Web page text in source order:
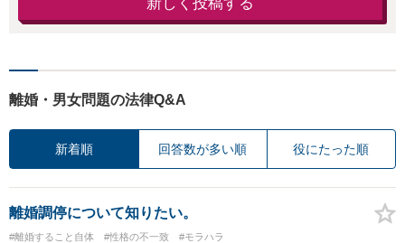
離婚・男女問題の法律Q&A
新着順 回答数が多い順 役にたった順
離婚調停について知りたい。
#離婚すること自体 #性格の不一致 #モラハラ